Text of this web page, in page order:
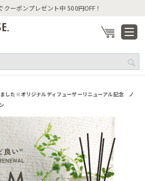
クーポンプレゼント中 500円OFF！
した※オリジナルディフューザーリニューアル記念 ノ